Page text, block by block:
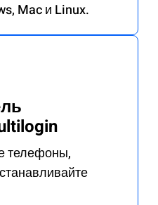
Mac и Linux.
телефоны,